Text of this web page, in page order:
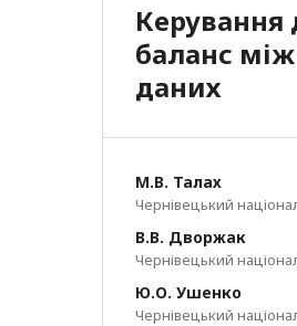
Керування
баланс
даних
М.В. Талах
Чернівецький
В.В. Дворжак
Чернівецький
Ю.О. Ушенко
Чернівецький